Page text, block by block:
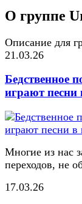
О группе
Описание для
21.03.26
Бедственное
играют песни
Многие из нас
переходов, не
17.03.26